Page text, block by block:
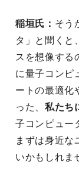
稲垣氏： そう
タ」と聞くと
スを想像する
に量子コンピ
ートの最適化
った、 私たち
子コンピュー
まずは身近な
いかもしれま